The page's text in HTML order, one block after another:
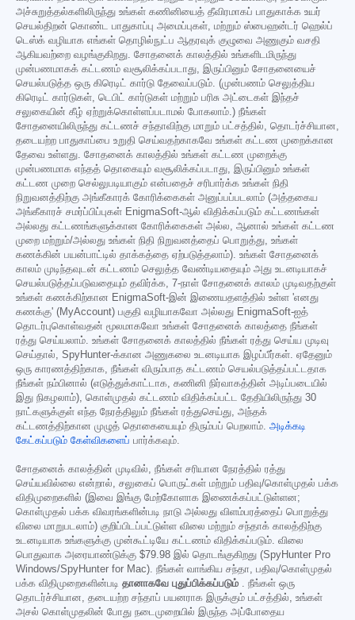
அச்சுறுத்தல்களிலிருந்து உங்கள் கணினியைத் தீவிரமாகப் பாதுகாக்க உயர்
செயல்திறன் கொண்ட பாதுகாப்பு அமைப்புகள், மற்றும் ஸ்பைஹன்டர் ஹெல்ப்
டெஸ்க் வழியாக எங்கள் தொழில்நுட்ப ஆதரவுக் குழுவை அணுகும் வசதி
ஆகியவற்றை வழங்குகிறது. சோதனைக் காலத்தில் உங்களிடமிருந்து
முன்பணமாகக் கட்டணம் வசூலிக்கப்படாது, இருப்பினும் சோதனையைச்
செயல்படுத்த ஒரு கிரெடிட் கார்டு தேவைப்படும். (முன்பணம் செலுத்திய
கிரெடிட் கார்டுகள், டெபிட் கார்டுகள் மற்றும் பரிசு அட்டைகள் இந்தச்
சலுகையின் கீழ் ஏற்றுக்கொள்ளப்படாமல் போகலாம்.) நீங்கள்
சோதனையிலிருந்து கட்டணச் சந்தாவிற்கு மாறும் பட்சத்தில், தொடர்ச்சியான,
தடையற்ற பாதுகாப்பை உறுதி செய்வதற்காகவே உங்கள் கட்டண முறைக்கான
தேவை உள்ளது. சோதனைக் காலத்தில் உங்கள் கட்டண முறைக்கு
முன்பணமாக எந்தத் தொகையும் வசூலிக்கப்படாது, இருப்பினும் உங்கள்
கட்டண முறை செல்லுபடியாகும் என்பதைச் சரிபார்க்க உங்கள் நிதி
நிறுவனத்திற்கு அங்கீகாரக் கோரிக்கைகள் அனுப்பப்படலாம் (அத்தகைய
அங்கீகாரச் சமர்ப்பிப்புகள் EnigmaSoft-ஆல் விதிக்கப்படும் கட்டணங்கள்
அல்லது கட்டணங்களுக்கான கோரிக்கைகள் அல்ல, ஆனால் உங்கள் கட்டண
முறை மற்றும்/அல்லது உங்கள் நிதி நிறுவனத்தைப் பொறுத்து, உங்கள்
கணக்கின் பயன்பாட்டில் தாக்கத்தை ஏற்படுத்தலாம்). உங்கள் சோதனைக்
காலம் முடிந்தவுடன் கட்டணம் செலுத்த வேண்டியதையும் அது உடனடியாகச்
செயல்படுத்தப்படுவதையும் தவிர்க்க, 7-நாள் சோதனைக் காலம் முடிவதற்குள்
உங்கள் கணக்கிற்கான EnigmaSoft-இன் இணையதளத்தில் உள்ள 'எனது
கணக்கு' (MyAccount) பகுதி வழியாகவோ அல்லது EnigmaSoft-ஐத்
தொடர்புகொள்வதன் மூலமாகவோ உங்கள் சோதனைக் காலத்தை நீங்கள்
ரத்து செய்யலாம். உங்கள் சோதனைக் காலத்தில் நீங்கள் ரத்து செய்ய முடிவு
செய்தால், SpyHunter-க்கான அணுகலை உடனடியாக இழப்பீர்கள். ஏதேனும்
ஒரு காரணத்திற்காக, நீங்கள் விரும்பாத கட்டணம் செயல்படுத்தப்பட்டதாக
நீங்கள் நம்பினால் (எடுத்துக்காட்டாக, கணினி நிர்வாகத்தின் அடிப்படையில்
இது நிகழலாம்), கொள்முதல் கட்டணம் விதிக்கப்பட்ட தேதியிலிருந்து 30
நாட்களுக்குள் எந்த நேரத்திலும் நீங்கள் ரத்துசெய்து, அந்தக்
கட்டணத்திற்கான முழுத் தொகையையும் திரும்பப் பெறலாம். அடிக்கடி
கேட்கப்படும் கேள்விகளைப் பார்க்கவும்.
சோதனைக் காலத்தின் முடிவில், நீங்கள் சரியான நேரத்தில் ரத்து
செய்யவில்லை என்றால், சலுகைப் பொருட்கள் மற்றும் பதிவு/கொள்முதல் பக்க
விதிமுறைகளில் (இவை இங்கு மேற்கோளாக இணைக்கப்பட்டுள்ளன;
கொள்முதல் பக்க விவரங்களின்படி நாடு அல்லது விளம்பரத்தைப் பொறுத்து
விலை மாறுபடலாம்) குறிப்பிடப்பட்டுள்ள விலை மற்றும் சந்தாக் காலத்திற்கு
உடனடியாக உங்களுக்கு முன்கூட்டியே கட்டணம் விதிக்கப்படும். விலை
பொதுவாக அரையாண்டுக்கு $79.98 இல் தொடங்குகிறது (SpyHunter Pro
Windows/SpyHunter for Mac). நீங்கள் வாங்கிய சந்தா, பதிவு/கொள்முதல்
பக்க விதிமுறைகளின்படி தானாகவே புதுப்பிக்கப்படும் . நீங்கள் ஒரு
தொடர்ச்சியான, தடையற்ற சந்தாப் பயனராக இருக்கும் பட்சத்தில், உங்கள்
அசல் கொள்முதலின் போது நடைமுறையில் இருந்த அப்போதைய